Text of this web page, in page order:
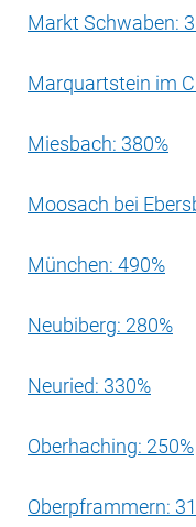
Markt Schwaben:
Marquartstein im
Miesbach: 380%
Moosach bei
München: 490%
Neubiberg: 280%
Neuried: 330%
Oberhaching: 250%
Oberpframmern: